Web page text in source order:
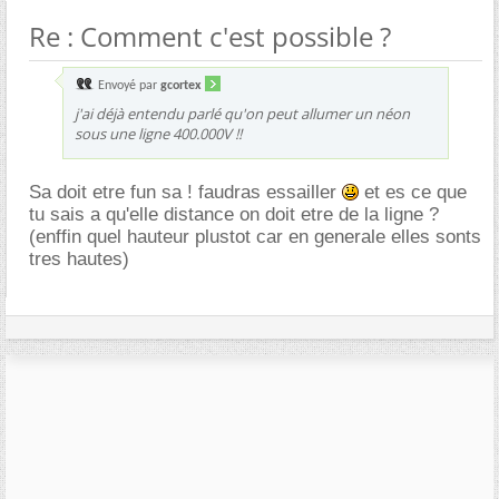
Re : Comment c'est possible ?
Envoyé par gcortex
j'ai déjà entendu parlé qu'on peut allumer un néon
sous une ligne 400.000V !!
Sa doit etre fun sa ! faudras essailler
et es ce que
tu sais a qu'elle distance on doit etre de la ligne ?
(enffin quel hauteur plustot car en generale elles sonts
tres hautes)